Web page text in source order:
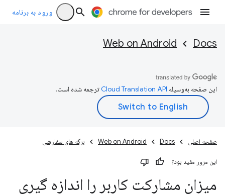
ورود به برنامه
Docs
Web on Android
این صفحه به‌وسیله ترجمه شده است.
صفحه اصلی Docs
Web on Android برگه های سفارشی
این مرور مفید بود؟
میزان مشارکت کاربر را اندازه گیری